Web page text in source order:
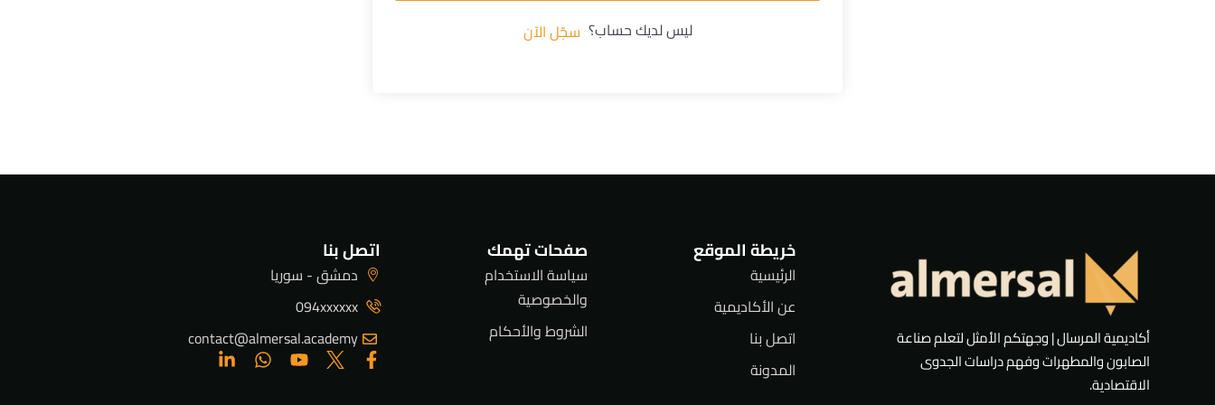
ليس لديك حساب؟ سجّل الآن
أكاديمية المرسال | وجهتكم الأمثل لتعلم صناعة
الصابون والمطهرات وفهم دراسات الجدوى
الاقتصادية.
خريطة الموقع
الرئيسية
عن الأكاديمية
اتصل بنا
المدونة
صفحات تهمك
سياسة الاستخدام
والخصوصية
الشروط والأحكام
اتصل بنا
دمشق - سوريا
094xxxxxx
contact@almersal.academy